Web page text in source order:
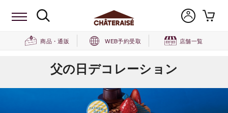
商品・通販 WEB予約受取 店舗一覧
父の日デコレーション